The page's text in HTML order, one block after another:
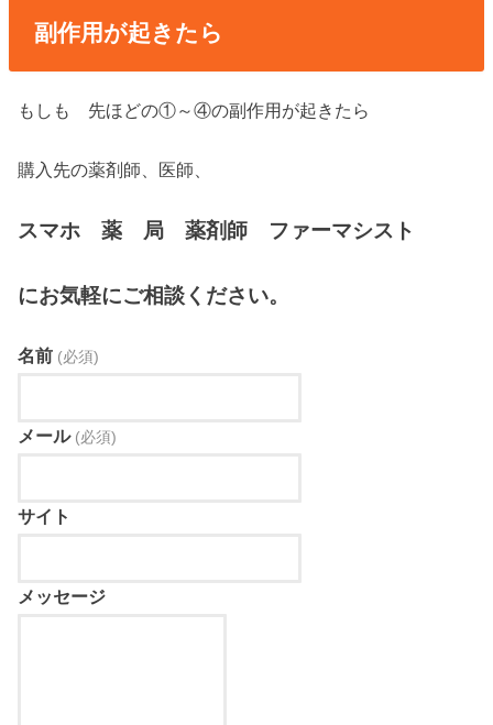
副作用が起きたら
もしも 先ほどの①～④の副作用が起きたら
購入先の薬剤師、医師、
スマホ 薬 局 薬剤師 ファーマシスト
にお気軽にご相談ください。
名前 (必須)
メール (必須)
サイト
メッセージ